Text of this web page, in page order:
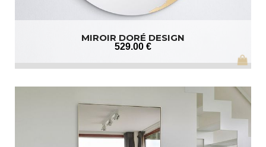
MIROIR DORÉ DESIGN
529.00 €